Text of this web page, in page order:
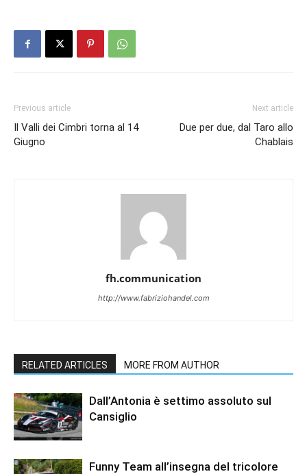
Previous article
Il Valli dei Cimbri torna al 14
Giugno
Next article
Due per due, dal Taro allo
Chablais
fh.communication
http://www.fabriziohandel.com
RELATED ARTICLES MORE FROM AUTHOR
Dall’Antonia è settimo assoluto sul
Cansiglio
Funny Team all’insegna del tricolore